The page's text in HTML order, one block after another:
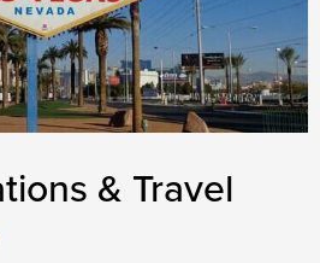
& Travel